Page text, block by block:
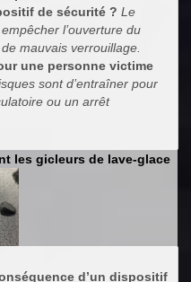
de sécurité ? Le
l’ouverture du
mauvais verrouillage.
une personne victime
sont d’entraîner pour
ou un arrêt
les gicleurs de lave-glace
d’un dispositif